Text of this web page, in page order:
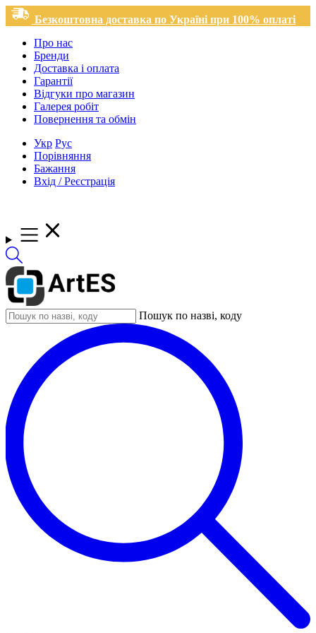
Безкоштовна доставка по Україні при 100% оплаті
Про нас
Бренди
Доставка і оплата
Гарантії
Відгуки про магазин
Галерея робіт
Повернення та обмін
Укр Рус
Порівняння
Бажання
Вхід / Реєстрація
Пошук по назві, коду